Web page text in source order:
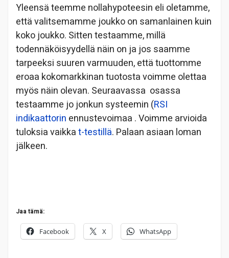
Yleensä teemme nollahypoteesin eli oletamme,
että valitsemamme joukko on samanlainen kuin
koko joukko. Sitten testaamme, millä
todennäköisyydellä näin on ja jos saamme
tarpeeksi suuren varmuuden, että tuottomme
eroaa kokomarkkinan tuotosta voimme olettaa
myös näin olevan. Seuraavassa osassa
testaamme jo jonkun systeemin (RSI
indikaattorin ennustevoimaa . Voimme arvioida
tuloksia vaikkat-testillä. Palaan asiaan loman
jälkeen.
Jaa tämä:
Facebook X WhatsApp